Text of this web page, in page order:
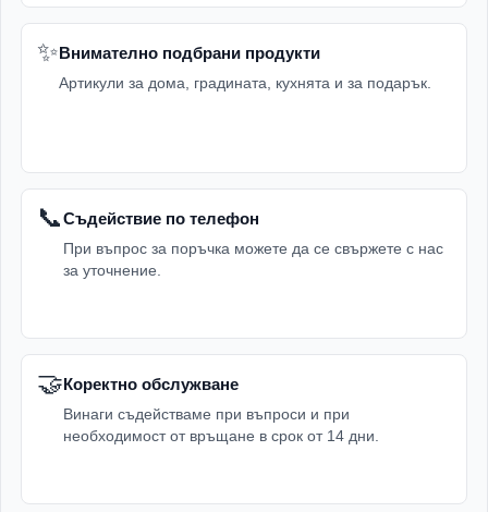
✨Внимателно подбрани продукти
Артикули за дома, градината, кухнята и за подарък.
📞Съдействие по телефон
При въпрос за поръчка можете да се свържете с нас
за уточнение.
🤝Коректно обслужване
Винаги съдействаме при въпроси и при
необходимост от връщане в срок от 14 дни.